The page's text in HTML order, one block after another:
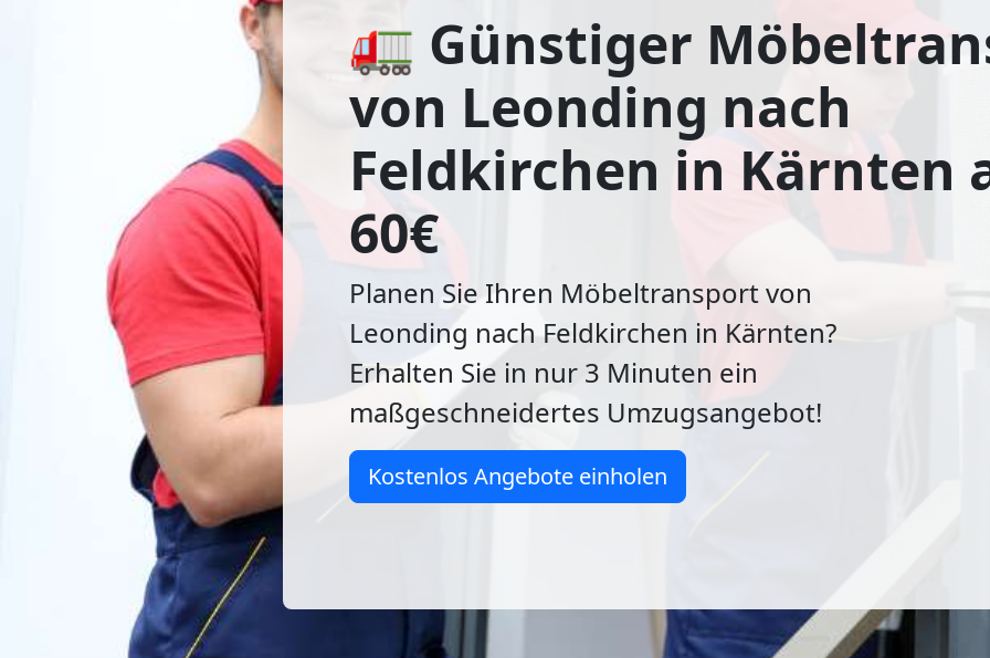
🚛 Günstiger
von Leonding nach
Feldkirchen in Kärnten
60€
Planen Sie Ihren Möbeltransport von
Leonding nach Feldkirchen in Kärnten?
Erhalten Sie in nur 3 Minuten ein
maßgeschneidertes Umzugsangebot!
Kostenlos Angebote einholen